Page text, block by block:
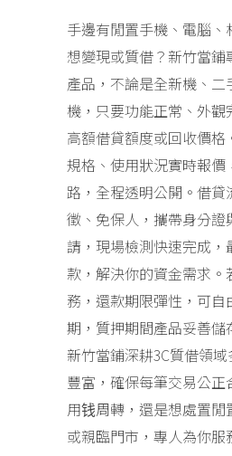
手邊有閒置手機、電腦、
想變現或質借？新竹當鋪
產品，不論是全新機、二
機，只要功能正常、外觀
高額借貸額度或回收價格
規格、使用狀況實時報價
路，全程透明公開。借貸
徵、免保人，攜帶身分證
請，現場檢測快速完成，
款，解決你的資金需求。
務，還款期限彈性，可自
期，質押期間產品妥善儲
新竹當鋪深耕3C質借領
豐富，確保每筆交易公正
用钱周轉，還是想處置閒
或親臨門市，專人為你服